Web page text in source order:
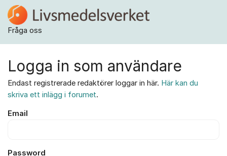
Hoppa till innehåll
Fråga oss
Logga in som användare
Endast registrerade redaktörer loggar in här. Här kan du
skriva ett inlägg i forumet.
Email
Password